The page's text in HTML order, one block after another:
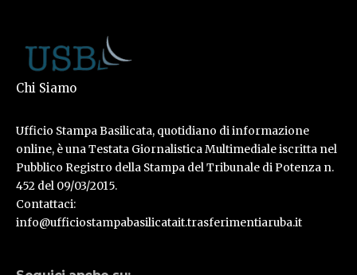
Chi Siamo
Ufficio Stampa Basilicata, quotidiano di informazione
online, è una Testata Giornalistica Multimediale iscritta nel
Pubblico Registro della Stampa del Tribunale di Potenza n.
452 del 09/03/2015.
Contattaci:
info@ufficiostampabasilicatait.trasferimentiaruba.it